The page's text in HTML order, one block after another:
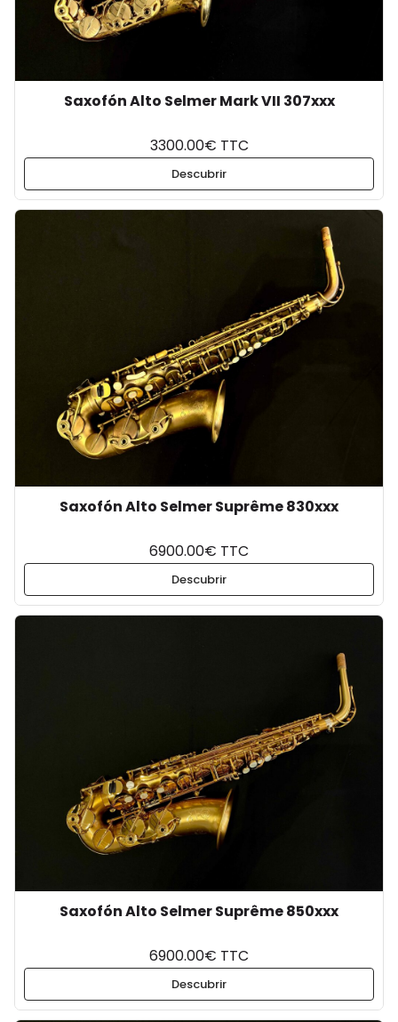
Saxofón Alto Selmer Mark VII 307xxx
3300.00€ TTC
Descubrir
Saxofón Alto Selmer Suprême 830xxx
6900.00€ TTC
Descubrir
Saxofón Alto Selmer Suprême 850xxx
6900.00€ TTC
Descubrir